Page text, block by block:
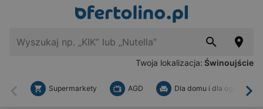
Twoja lokalizacja: Świnoujście
Wstecz
Supermarkety AGD Dla domu i dla ogrodu